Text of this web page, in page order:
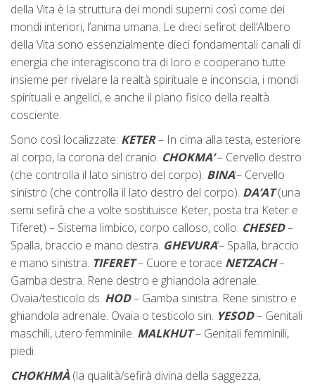
della Vita è la struttura dei mondi superni così come dei
mondi interiori, l’anima umana. Le dieci sefirot dell’Albero
della Vita sono essenzialmente dieci fondamentali canali di
energia che interagiscono tra di loro e cooperano tutte
insieme per rivelare la realtà spirituale e inconscia, i mondi
spirituali e angelici, e anche il piano fisico della realtà
cosciente.
Sono così localizzate: KETER– In cima alla testa, esteriore
al corpo, la corona del cranio. CHOKMA’– Cervello destro
(che controlla il lato sinistro del corpo). BINA‘– Cervello
sinistro (che controlla il lato destro del corpo). DA’AT(una
semi sefirà che a volte sostituisce Keter, posta tra Keter e
Tiferet) – Sistema limbico, corpo calloso, collo. CHESED–
Spalla, braccio e mano destra. GHEVURA‘– Spalla, braccio
e mano sinistra. TIFERET– Cuore e torace NETZACH–
Gamba destra. Rene destro e ghiandola adrenale.
Ovaia/testicolo ds. HOD– Gamba sinistra. Rene sinistro e
ghiandola adrenale. Ovaia o testicolo sin. YESOD– Genitali
maschili, utero femminile. MALKHUT– Genitali femminili,
piedi.
CHOKHMÀ (la qualità/sefirà divina della saggezza,